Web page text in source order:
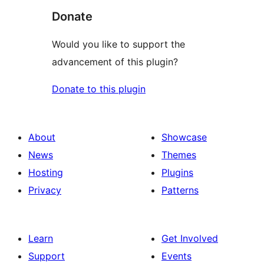
Donate
Would you like to support the
advancement of this plugin?
Donate to this plugin
About
News
Hosting
Privacy
Showcase
Themes
Plugins
Patterns
Learn
Support
Get Involved
Events